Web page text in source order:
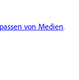
von Medien.